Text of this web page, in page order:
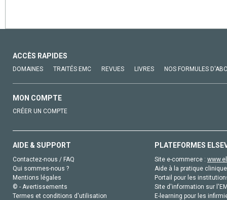
ACCÈS RAPIDES
DOMAINES TRAITÉS EMC REVUES LIVRES NOS FORMULES
MON COMPTE
CRÉER UN COMPTE
AIDE & SUPPORT
Contactez-nous / FAQ
Qui sommes-nous ?
Mentions légales
© - Avertissements
Termes et conditions d'utilisation
PLATEFORMES
Site e-commerce :
Aide à la pratique
Portail pour les
Site d'information sur
E-learning pour les